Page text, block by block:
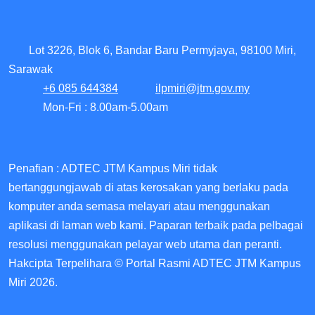
Lot 3226, Blok 6, Bandar Baru Permyjaya, 98100 Miri,
Sarawak
+6 085 644384
ilpmiri@jtm.gov.my
Mon-Fri : 8.00am-5.00am
Penafian : ADTEC JTM Kampus Miri tidak
bertanggungjawab di atas kerosakan yang berlaku pada
komputer anda semasa melayari atau menggunakan
aplikasi di laman web kami. Paparan terbaik pada pelbagai
resolusi menggunakan pelayar web utama dan peranti.
Hakcipta Terpelihara © Portal Rasmi ADTEC JTM Kampus
Miri 2026.